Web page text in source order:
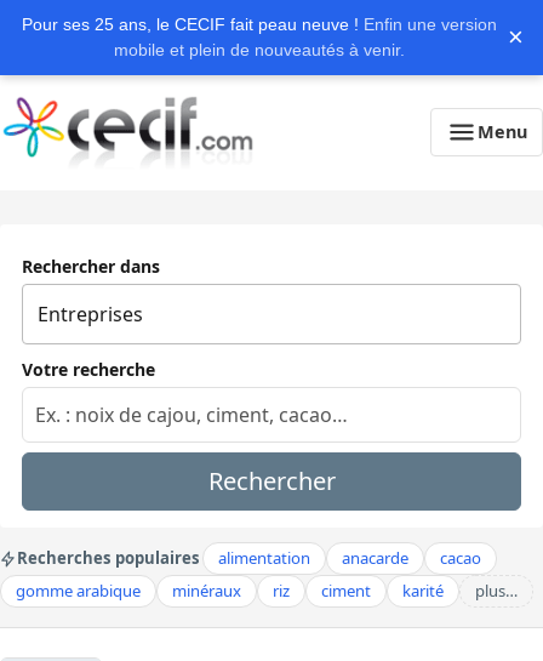
Pour ses 25 ans, le CECIF fait peau neuve ! Enfin une version
mobile et plein de nouveautés à venir.
×
Menu
Rechercher dans
Votre recherche
Rechercher
Recherches populaires alimentation anacarde
cacao
gomme arabique
minéraux riz ciment karité plus…